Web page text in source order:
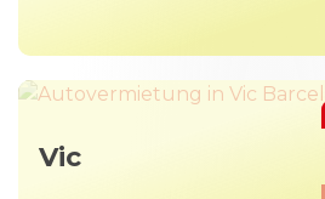
Vic